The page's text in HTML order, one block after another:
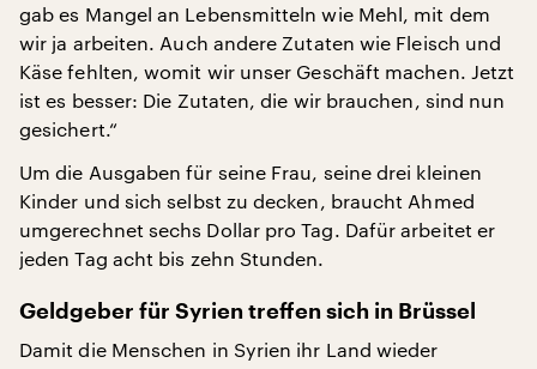
gab es Mangel an Lebensmitteln wie Mehl, mit dem
wir ja arbeiten. Auch andere Zutaten wie Fleisch und
Käse fehlten, womit wir unser Geschäft machen. Jetzt
ist es besser: Die Zutaten, die wir brauchen, sind nun
gesichert.“
Um die Ausgaben für seine Frau, seine drei kleinen
Kinder und sich selbst zu decken, braucht Ahmed
umgerechnet sechs Dollar pro Tag. Dafür arbeitet er
jeden Tag acht bis zehn Stunden.
Geldgeber für Syrien treffen sich in Brüssel
Damit die Menschen in Syrien ihr Land wieder